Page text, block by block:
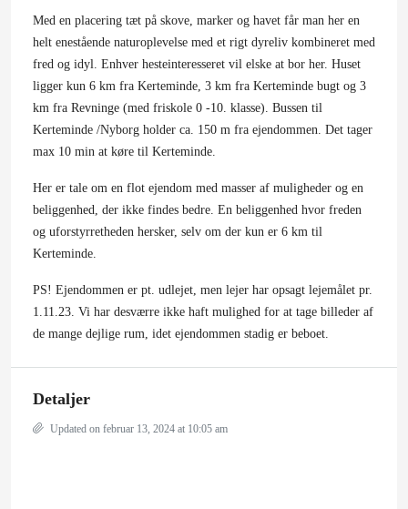
Med en placering tæt på skove, marker og havet får man her en
helt enestående naturoplevelse med et rigt dyreliv kombineret med
fred og idyl. Enhver hesteinteresseret vil elske at bor her. Huset
ligger kun 6 km fra Kerteminde, 3 km fra Kerteminde bugt og 3
km fra Revninge (med friskole 0 -10. klasse). Bussen til
Kerteminde /Nyborg holder ca. 150 m fra ejendommen. Det tager
max 10 min at køre til Kerteminde.
Her er tale om en flot ejendom med masser af muligheder og en
beliggenhed, der ikke findes bedre. En beliggenhed hvor freden
og uforstyrretheden hersker, selv om der kun er 6 km til
Kerteminde.
PS! Ejendommen er pt. udlejet, men lejer har opsagt lejemålet pr.
1.11.23. Vi har desværre ikke haft mulighed for at tage billeder af
de mange dejlige rum, idet ejendommen stadig er beboet.
Detaljer
Updated on februar 13, 2024 at 10:05 am